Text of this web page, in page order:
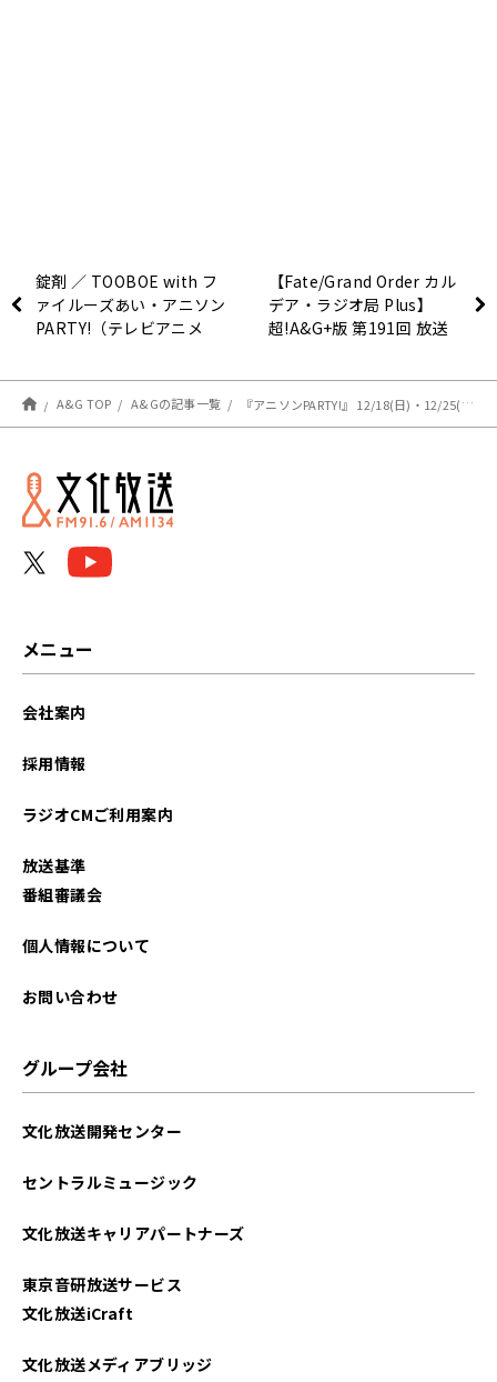
錠剤 ／ TOOBOE with フ
ァイルーズあい・アニソン
PARTY!（テレビアニメ
ってみた】
【Fate/Grand Order カル
デア・ラジオ局 Plus】
超!A&G+版 第191回 放送
A&G TOP A&Gの記事一覧 『アニソンPARTY!』 12/18(日)・12/25(日)の放送に FRAM さんのゲスト出演が決定
メニュー
会社案内
採用情報
ラジオCMご利用案内
放送基準
番組審議会
個人情報について
お問い合わせ
グループ会社
文化放送開発センター
セントラルミュージック
文化放送キャリアパートナーズ
東京音研放送サービス
文化放送iCraft
文化放送メディアブリッジ